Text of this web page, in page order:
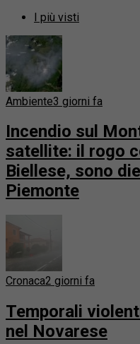
I più visti
Ambiente3 giorni fa
Incendio sul
satellite: il rogo
Biellese, sono
Piemonte
Cronaca2 giorni fa
Temporali
nel Novarese